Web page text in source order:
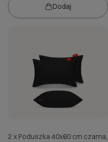
Dodaj
2 x Poduszka 40x60 cm czarna,